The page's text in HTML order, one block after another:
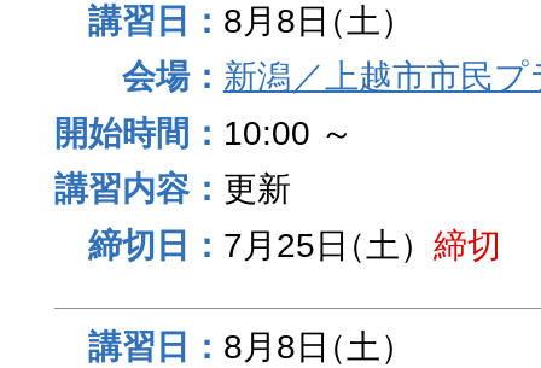
8月8日（土）
新潟／上越市市民プ
10:00 ～
更新
7月25日（土） 締切
8月8日（土）